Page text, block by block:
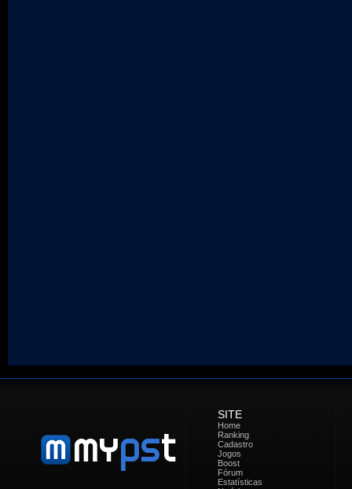
SITE
Home
Ranking
Cadastro
Jogos
Boost
Fórum
Estatísticas